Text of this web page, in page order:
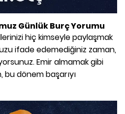
Günlük Burç Yorumu
hiç kimseyle paylaşmak
ifade edemediğiniz zaman,
Emir almamak gibi
bu dönem başarıyı